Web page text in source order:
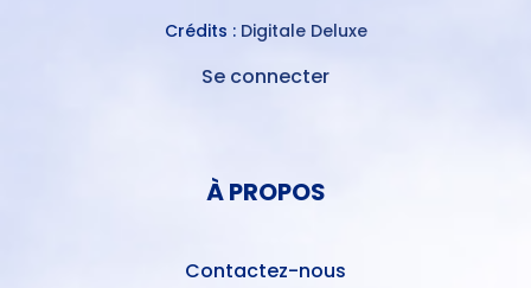
Crédits : Digitale Deluxe
Se connecter
À PROPOS
Contactez-nous